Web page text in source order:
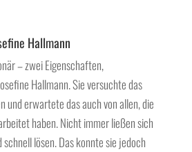
Hallmann
– zwei Eigenschaften,
Hallmann. Sie versuchte das
und erwartete das auch von allen, die
haben. Nicht immer ließen sich
lösen. Das konnte sie jedoch